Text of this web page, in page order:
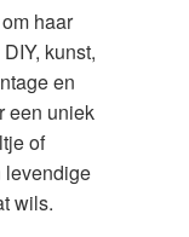
haar
kunst,
en
een uniek
of
levendige
wils.